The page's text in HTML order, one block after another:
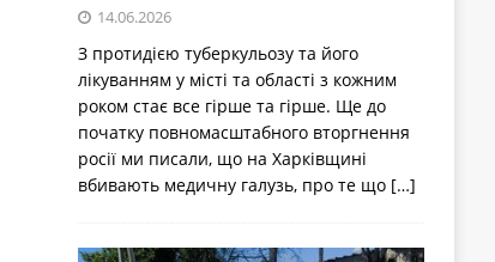
14.06.2026
З протидією туберкульозу та його
лікуванням у місті та області з кожним
роком стає все гірше та гірше. Ще до
початку повномасштабного вторгнення
росії ми писали, що на Харківщині
вбивають медичну галузь, про те що […]